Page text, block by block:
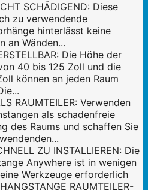
SCHÄDIGEND: Diese
zu verwendende
hinterlässt keine
an Wänden...
Die Höhe der
40 bis 125 Zoll und die
können an jeden Raum
RAUMTEILER: Verwenden
als schadenfreie
des Raums und schaffen Sie
ZU INSTALLIEREN: Die
Anywhere ist in wenigen
Werkzeuge erforderlich
RAUMTEILER-